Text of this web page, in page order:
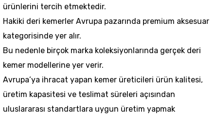
ürünlerini tercih etmektedir.
Hakiki deri kemerler Avrupa pazarında premium aksesuar
kategorisinde yer alır.
Bu nedenle birçok marka koleksiyonlarında gerçek deri
kemer modellerine yer verir.
Avrupa’ya ihracat yapan kemer üreticileri ürün kalitesi,
üretim kapasitesi ve teslimat süreleri açısından
uluslararası standartlara uygun üretim yapmak